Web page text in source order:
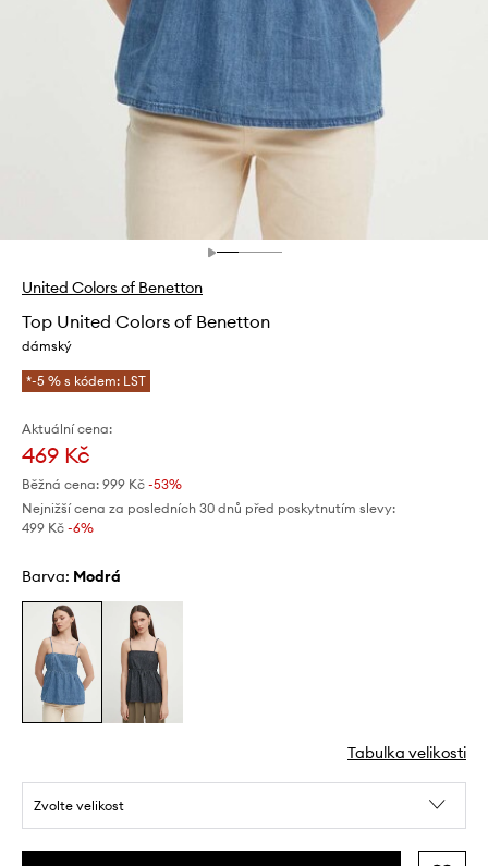
United Colors of Benetton
Top United Colors of Benetton
dámský
*-5 % s kódem: LST
Aktuální cena:
469 Kč
Běžná cena: 999 Kč -53%
Nejnižší cena za posledních 30 dnů před poskytnutím slevy:
499 Kč -6%
Barva: modrá
Tabulka velikosti
Zvolte velikost